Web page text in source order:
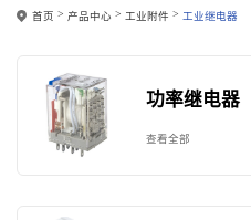
首页 产品中心 工业附件 工业继电器
功率继电器
查看全部